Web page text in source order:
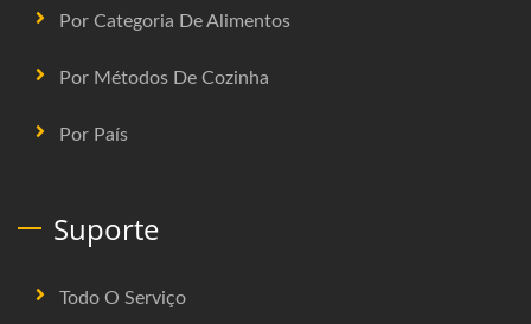
Por Categoria De Alimentos
Por Métodos De Cozinha
Por País
Suporte
Todo O Serviço